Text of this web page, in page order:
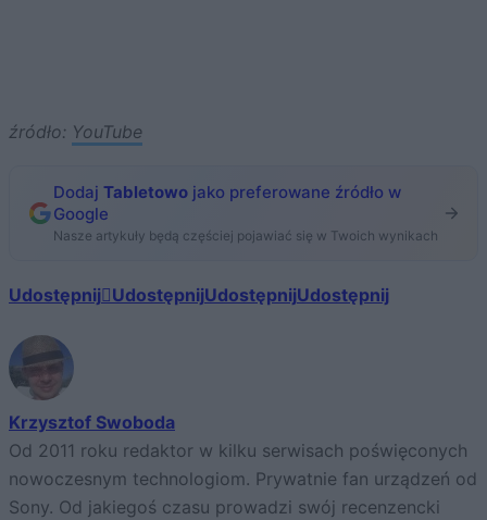
źródło: YouTube
Dodaj Tabletowo jako preferowane źródło w
Google
Nasze artykuły będą częściej pojawiać się w Twoich wynikach
Udostępnij UdostępnijUdostępnijUdostępnij
Krzysztof Swoboda
Od 2011 roku redaktor w kilku serwisach poświęconych
nowoczesnym technologiom. Prywatnie fan urządzeń od
Sony. Od jakiegoś czasu prowadzi swój recenzencki